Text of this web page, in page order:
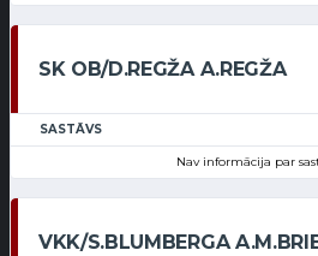
SK OB/D.REGŽA A.REGŽA
SASTĀVS
Nav informācija par
VKK/S.BLUMBERGA